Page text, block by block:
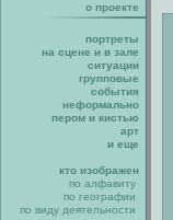
о проекте
портреты
на сцене и в зале
ситуации
групповые
события
неформально
пером и кистью
арт
и еще
кто изображен
по алфавиту
по географии
по виду деятельности